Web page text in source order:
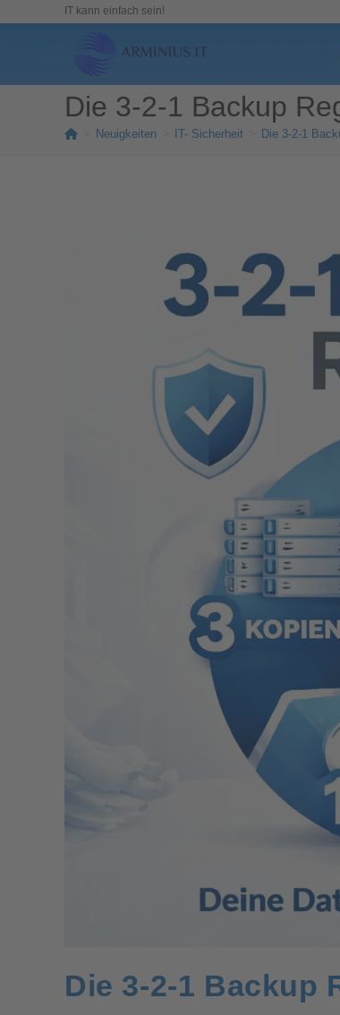
IT kann einfach sein!
Die 3-2-1 Backup
Neuigkeiten IT- Sicherheit Die 3-2-1
Die 3-2-1 Backup